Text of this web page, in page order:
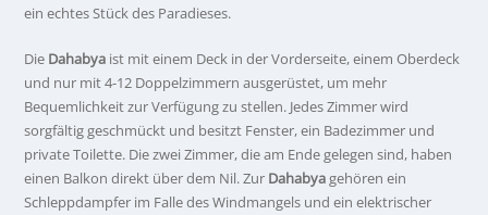
ein echtes Stück des Paradieses.
Die Dahabya ist mit einem Deck in der Vorderseite, einem Oberdeck
und nur mit 4-12 Doppelzimmern ausgerüstet, um mehr
Bequemlichkeit zur Verfügung zu stellen. Jedes Zimmer wird
sorgfältig geschmückt und besitzt Fenster, ein Badezimmer und
private Toilette. Die zwei Zimmer, die am Ende gelegen sind, haben
einen Balkon direkt über dem Nil. Zur Dahabyagehören ein
Schleppdampfer im Falle des Windmangels und ein elektrischer